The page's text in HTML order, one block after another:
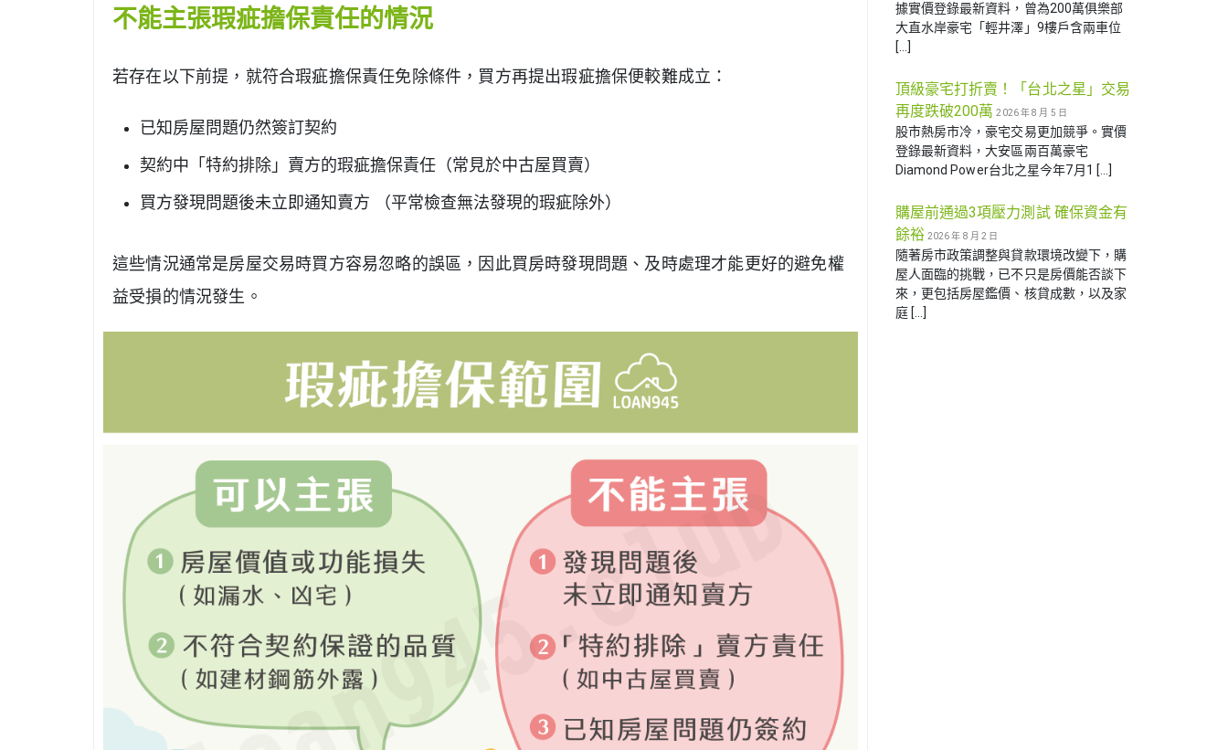
不能主張瑕疵擔保責任的情況
若存在以下前提，就符合瑕疵擔保責任免除條件，買方再提出瑕疵擔保便較難成立：
已知房屋問題仍然簽訂契約
契約中「特約排除」賣方的瑕疵擔保責任（常見於中古屋買賣）
買方發現問題後未立即通知賣方 （平常檢查無法發現的瑕疵除外）
這些情況通常是房屋交易時買方容易忽略的誤區，因此買房時發現問題、及時處理才能更好的避免權
益受損的情況發生。
據實價登錄最新資料，曾為200萬俱樂部
大直水岸豪宅「輕井澤」9樓戶含兩車位
[…]
頂級豪宅打折賣！「台北之星」交易
再度跌破200萬 2026 年 8 月 5 日
股市熱房市冷，豪宅交易更加競爭。實價
登錄最新資料，大安區兩百萬豪宅
Diamond Power台北之星今年7月1 […]
購屋前通過3項壓力測試 確保資金有
餘裕 2026 年 8 月 2 日
隨著房市政策調整與貸款環境改變下，購
屋人面臨的挑戰，已不只是房價能否談下
來，更包括房屋鑑價、核貸成數，以及家
庭 […]